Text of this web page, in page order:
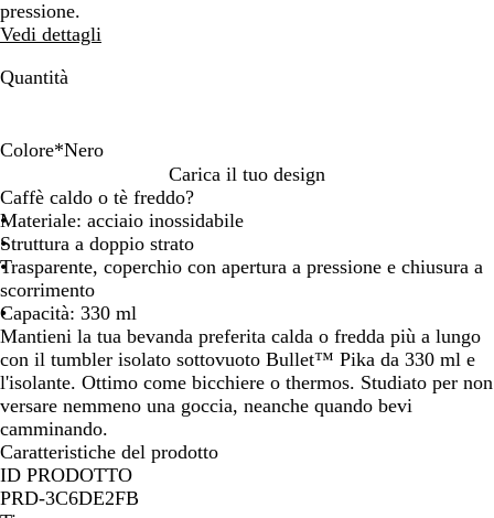
e
le
frecce
pressione.
Vedi dettagli
Quantità
Colore*Nero
i
a
n
c
o
r
g
e
n
t
o
l
u
e
l
e
t
t
r
i
c
o
e
r
o
Carica il tuo design
Caffè caldo o tè freddo?
Materiale: acciaio inossidabile
Struttura a doppio strato
Trasparente, coperchio con apertura a pressione e chiusura a
scorrimento
Capacità: 330 ml
Mantieni la tua bevanda preferita calda o fredda più a lungo
con il tumbler isolato sottovuoto Bullet™ Pika da 330 ml e
l'isolante. Ottimo come bicchiere o thermos. Studiato per non
versare nemmeno una goccia, neanche quando bevi
camminando.
Caratteristiche del prodotto
ID PRODOTTO
PRD-3C6DE2FB